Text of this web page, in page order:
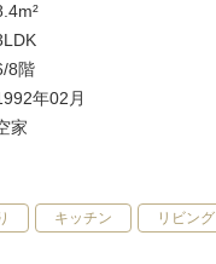
8階
年02月
家
キッチン リビング